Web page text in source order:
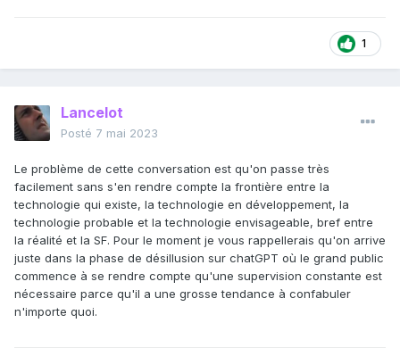
1
Lancelot
Posté 7 mai 2023
Le problème de cette conversation est qu'on passe très
facilement sans s'en rendre compte la frontière entre la
technologie qui existe, la technologie en développement, la
technologie probable et la technologie envisageable, bref entre
la réalité et la SF. Pour le moment je vous rappellerais qu'on arrive
juste dans la phase de désillusion sur chatGPT où le grand public
commence à se rendre compte qu'une supervision constante est
nécessaire parce qu'il a une grosse tendance à confabuler
n'importe quoi.